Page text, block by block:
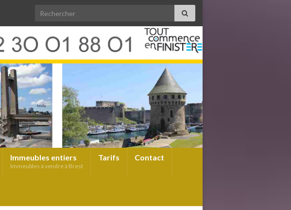
Immeubles entiers
Immeubles à vendre à Brest
Tarifs Contact